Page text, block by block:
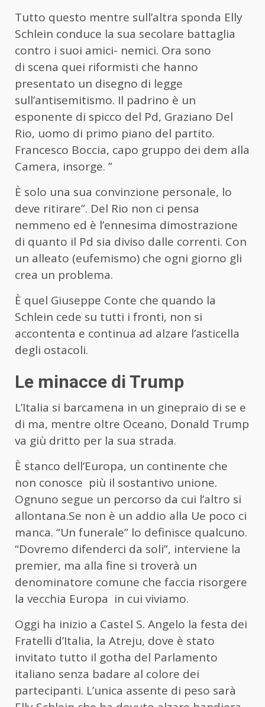
Tutto questo mentre sull’altra sponda Elly
Schlein conduce la sua secolare battaglia
contro i suoi amici- nemici. Ora sono
di scena quei riformisti che hanno
presentato un disegno di legge
sull’antisemitismo. Il padrino è un
esponente di spicco del Pd, Graziano Del
Rio, uomo di primo piano del partito.
Francesco Boccia, capo gruppo dei dem alla
Camera, insorge. ”
È solo una sua convinzione personale, lo
deve ritirare”. Del Rio non ci pensa
nemmeno ed è l’ennesima dimostrazione
di quanto il Pd sia diviso dalle correnti. Con
un alleato (eufemismo) che ogni giorno gli
crea un problema.
È quel Giuseppe Conte che quando la
Schlein cede su tutti i fronti, non si
accontenta e continua ad alzare l’asticella
degli ostacoli.
Le minacce di Trump
L’Italia si barcamena in un ginepraio di se e
di ma, mentre oltre Oceano, Donald Trump
va giù dritto per la sua strada.
È stanco dell’Europa, un continente che
non conosce più il sostantivo unione.
Ognuno segue un percorso da cui l’altro si
allontana.Se non è un addio alla Ue poco ci
manca. “Un funerale” lo definisce qualcuno.
“Dovremo difenderci da soli”, interviene la
premier, ma alla fine si troverà un
denominatore comune che faccia risorgere
la vecchia Europa in cui viviamo.
Oggi ha inizio a Castel S. Angelo la festa dei
Fratelli d’Italia, la Atreju, dove è stato
invitato tutto il gotha del Parlamento
italiano senza badare al colore dei
partecipanti. L’unica assente di peso sarà